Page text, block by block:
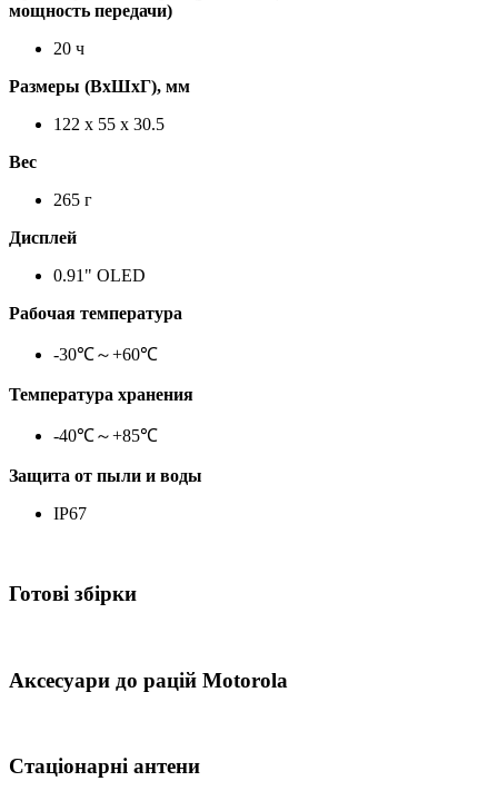
мощность передачи)
20 ч
Размеры (ВxШxГ), мм
122 x 55 x 30.5
Вес
265 г
Дисплей
0.91" OLED
Рабочая температура
-30℃～+60℃
Температура хранения
-40℃～+85℃
Защита от пыли и воды
IP67
Готові збірки
Аксесуари до рацій Motorola
Стаціонарні антени